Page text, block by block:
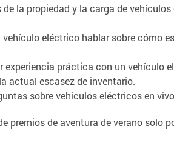
la propiedad y la carga de
eléctrico hablar sobre cómo
experiencia práctica con un vehículo
actual escasez de inventario.
sobre vehículos eléctricos en
premios de aventura de verano solo